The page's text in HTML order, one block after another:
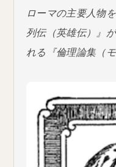
ローマの主要人物
列伝（英雄伝）』
れる『倫理論集（